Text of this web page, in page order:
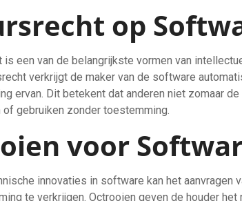
op
is een van de belangrijkste vormen van
verkrijgt de maker van de software
ervan. Dit betekent dat anderen niet zomaar
of gebruiken zonder toestemming.
voor
innovaties in software kan het aanvragen
te verkrijgen. Octrooien geven de houder